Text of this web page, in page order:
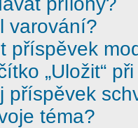
varování?
příspěvek
„Uložit“
příspěvek
téma?